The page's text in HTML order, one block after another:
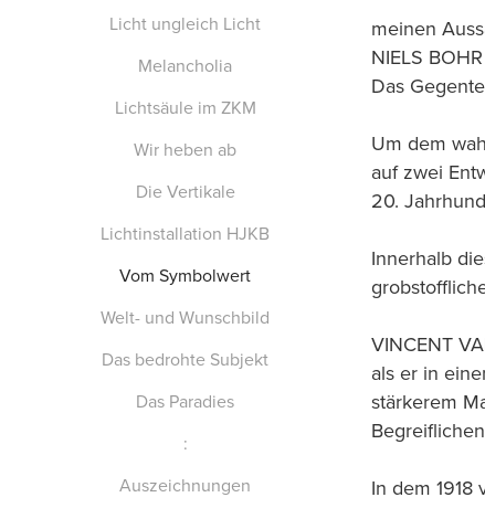
Licht ungleich Licht
Melancholia
Lichtsäule im ZKM
Wir heben ab
Die Vertikale
Lichtinstallation HJKB
Vom Symbolwert
Welt- und Wunschbild
Das bedrohte Subjekt
Das Paradies
:
Auszeichnungen
meinen
NIELS
Das
Um dem
auf zwei
20.
Innerhalb
VINCENT
als er in
stärkerem
In dem 1918